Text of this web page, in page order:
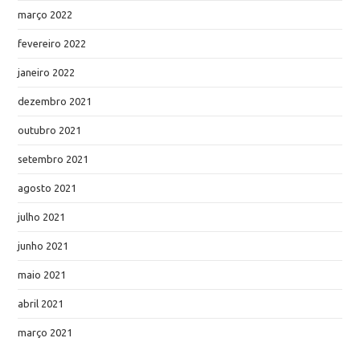
março 2022
fevereiro 2022
janeiro 2022
dezembro 2021
outubro 2021
setembro 2021
agosto 2021
julho 2021
junho 2021
maio 2021
abril 2021
março 2021